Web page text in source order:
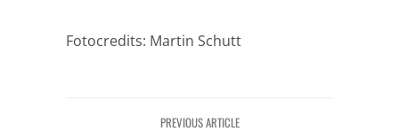
Fotocredits: Martin Schutt
PREVIOUS ARTICLE